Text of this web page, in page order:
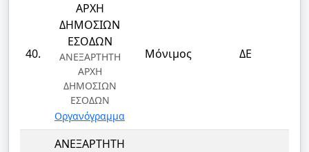
40.
ΑΡΧΗ
ΔΗΜΟΣΙΩΝ
ΕΣΟΔΩΝ
ΑΝΕΞΑΡΤΗΤΗ
ΑΡΧΗ
ΔΗΜΟΣΙΩΝ
ΕΣΟΔΩΝ
Οργανόγραμμα
Μόνιμος ΔΕ
ΑΝΕΞΑΡΤΗΤΗ